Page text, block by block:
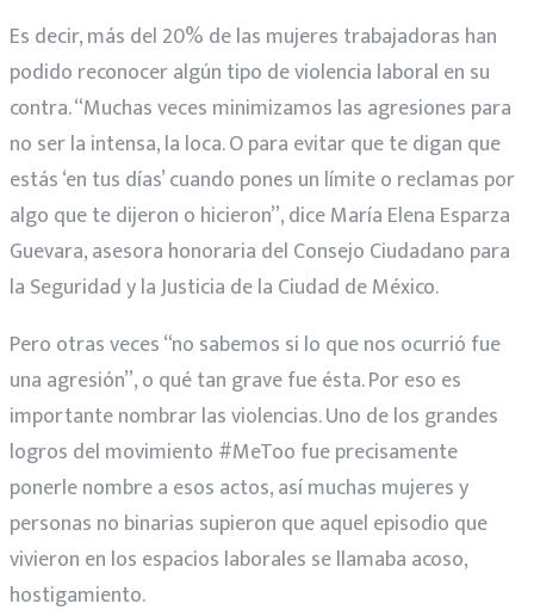
Es decir, más del 20% de las mujeres trabajadoras han
podido reconocer algún tipo de violencia laboral en su
contra. “Muchas veces minimizamos las agresiones para
no ser la intensa, la loca. O para evitar que te digan que
estás ‘en tus días’ cuando pones un límite o reclamas por
algo que te dijeron o hicieron”, dice María Elena Esparza
Guevara, asesora honoraria del Consejo Ciudadano para
la Seguridad y la Justicia de la Ciudad de México.
Pero otras veces “no sabemos si lo que nos ocurrió fue
una agresión”, o qué tan grave fue ésta. Por eso es
importante nombrar las violencias. Uno de los grandes
logros del movimiento #MeToo fue precisamente
ponerle nombre a esos actos, así muchas mujeres y
personas no binarias supieron que aquel episodio que
vivieron en los espacios laborales se llamaba acoso,
hostigamiento.